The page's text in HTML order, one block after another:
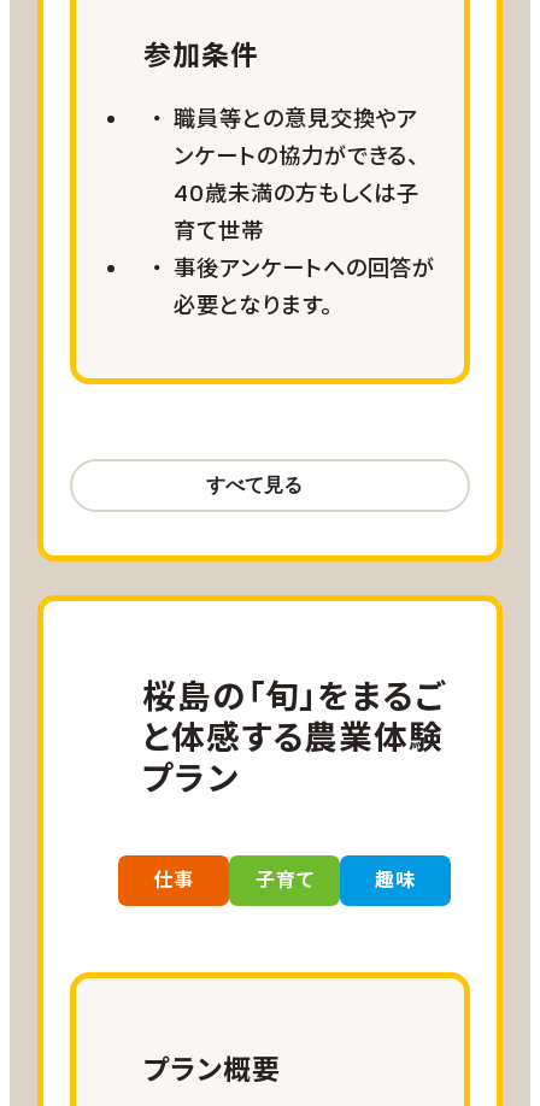
一日目＝軟弱野菜収穫体験、調理体験
二日目＝そば打ち or 伝統菓子づくり（創作体
験）、自由行動
三日目＝学校見学（2日～6日は学校開放期
間）（秋祭り：11/5（木）・餅つき大会参加可能：
11/14（土））、吉田ふれあい農園見学
2026年12月プラン（農業・創作体験型）
三日目：学校見学等（餅つき体験：12/11（金）・
収穫祭（焼き芋）見学可能：12/12（土））
二日目：地域住民との交流（交流体験）、自由
三日目：学校見学等
※創作体験費：1人2,000円
※上記の例に限らず、ご自分の体験したいプ
※学校見学については、授業及び施設見学が
※事前にかごしま市IJU倶楽部の会員
になっていただくことでレンタカー割引
す。ページ下部よくある質問をご参照く
ださい。
お客様ご自身で手配
日程
/3泊4日以上
お客様のご希望に合わせて調整可能
お試し二地域プラン詳細
火山と共生するくらし。桜島まるごと日常
【募集期間】2026年7月29日（水）～2027年
【滞在可能期間】2026年10月1日（木）～
2027年1月5日は除く）
※参加者と調整の上受入日を決定
参加条件
職員等との意見交換やア
ンケートの協力ができる、
40歳未満の方もしくは子
育て世帯
事後アンケートへの回答が
必要となります。
航空サポート
羽田＝鹿児島線 往復20,000
大阪＝鹿児島線 往復15,000 ANA
SKYコイン
20,000ANA SKYコイン
小児割引運賃、障がい者割引運賃をご
利用の方はこちらをご確認ください。
9,900円～23,100円（宿泊費込）
※体験、宿泊施設によって変動
と：2,200円/人（金土日3,300円/人）
桜島の「旬」をまるご
と体感する農業体験
プラン
仕事 子育て 趣味
プラン概要